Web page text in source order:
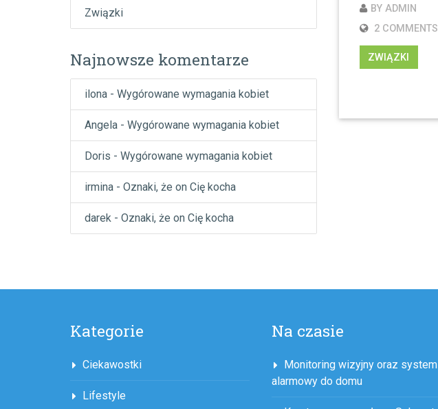
Związki
Najnowsze komentarze
ilona - Wygórowane wymagania kobiet
Angela - Wygórowane wymagania kobiet
Doris - Wygórowane wymagania kobiet
irmina - Oznaki, że on Cię kocha
darek - Oznaki, że on Cię kocha
BY ADMIN
2 COMMENTS
ZWIĄZKI
Kategorie
Ciekawostki
Lifestyle
Na czasie
Monitoring wizyjny oraz system
alarmowy do domu